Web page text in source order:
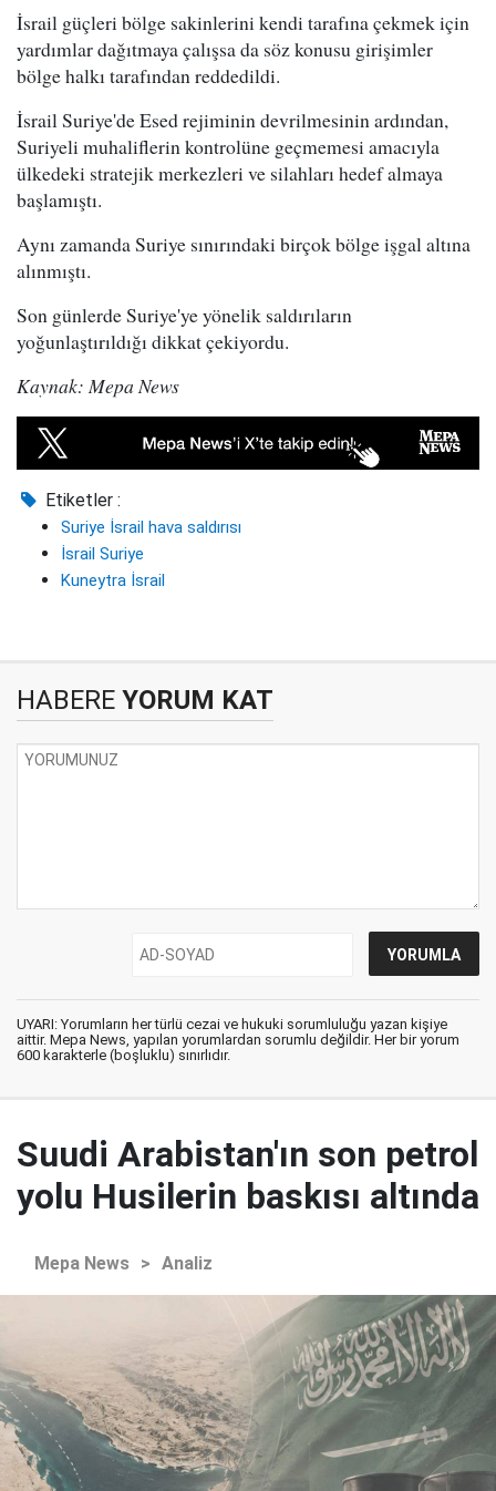
İsrail güçleri bölge sakinlerini kendi tarafına çekmek için
yardımlar dağıtmaya çalışsa da söz konusu girişimler
bölge halkı tarafından reddedildi.
İsrail Suriye'de Esed rejiminin devrilmesinin ardından,
Suriyeli muhaliflerin kontrolüne geçmemesi amacıyla
ülkedeki stratejik merkezleri ve silahları hedef almaya
başlamıştı.
Aynı zamanda Suriye sınırındaki birçok bölge işgal altına
alınmıştı.
Son günlerde Suriye'ye yönelik saldırıların
yoğunlaştırıldığı dikkat çekiyordu.
Kaynak: Mepa News
Etiketler :
Suriye İsrail hava saldırısı
İsrail Suriye
Kuneytra İsrail
HABERE YORUM KAT
UYARI: Yorumların her türlü cezai ve hukuki sorumluluğu yazan kişiye
aittir. Mepa News, yapılan yorumlardan sorumlu değildir. Her bir yorum
600 karakterle (boşluklu) sınırlıdır.
Suudi Arabistan'ın son petrol
yolu Husilerin baskısı altında
Mepa News > Analiz